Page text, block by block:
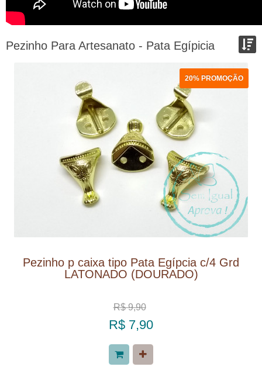
Pezinho Para Artesanato - Pata Egípicia
COMPARAR PRODUTOS (0)
20% PROMOÇÃO
Pezinho p caixa tipo Pata Egípcia c/4 Grd
LATONADO (DOURADO)
R$ 9,90
R$ 7,90